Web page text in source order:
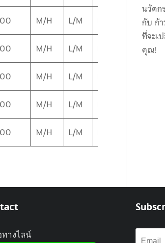
M/H L/M L/M
M/H L/M L/M
M/H L/M L/M
M/H L/M L/M
M/H L/M L/M
นวัตก
กับ ก้
ที่จะเ
คุณ!
ทางไลน์